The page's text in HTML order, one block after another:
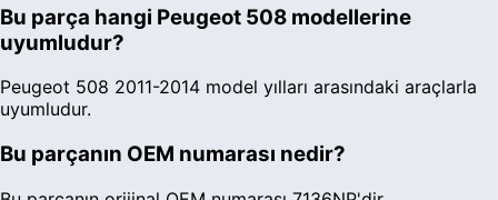
Bu parça hangi Peugeot 508 modellerine
uyumludur?
Peugeot 508 2011-2014 model yılları arasındaki araçlarla
uyumludur.
Bu parçanın OEM numarası nedir?